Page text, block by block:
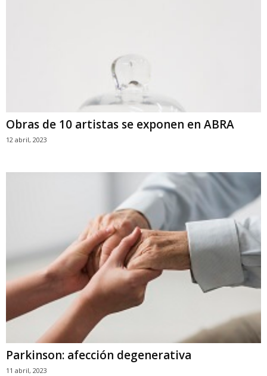
Obras de 10 artistas se exponen en ABRA
12 abril, 2023
Parkinson: afección degenerativa
11 abril, 2023